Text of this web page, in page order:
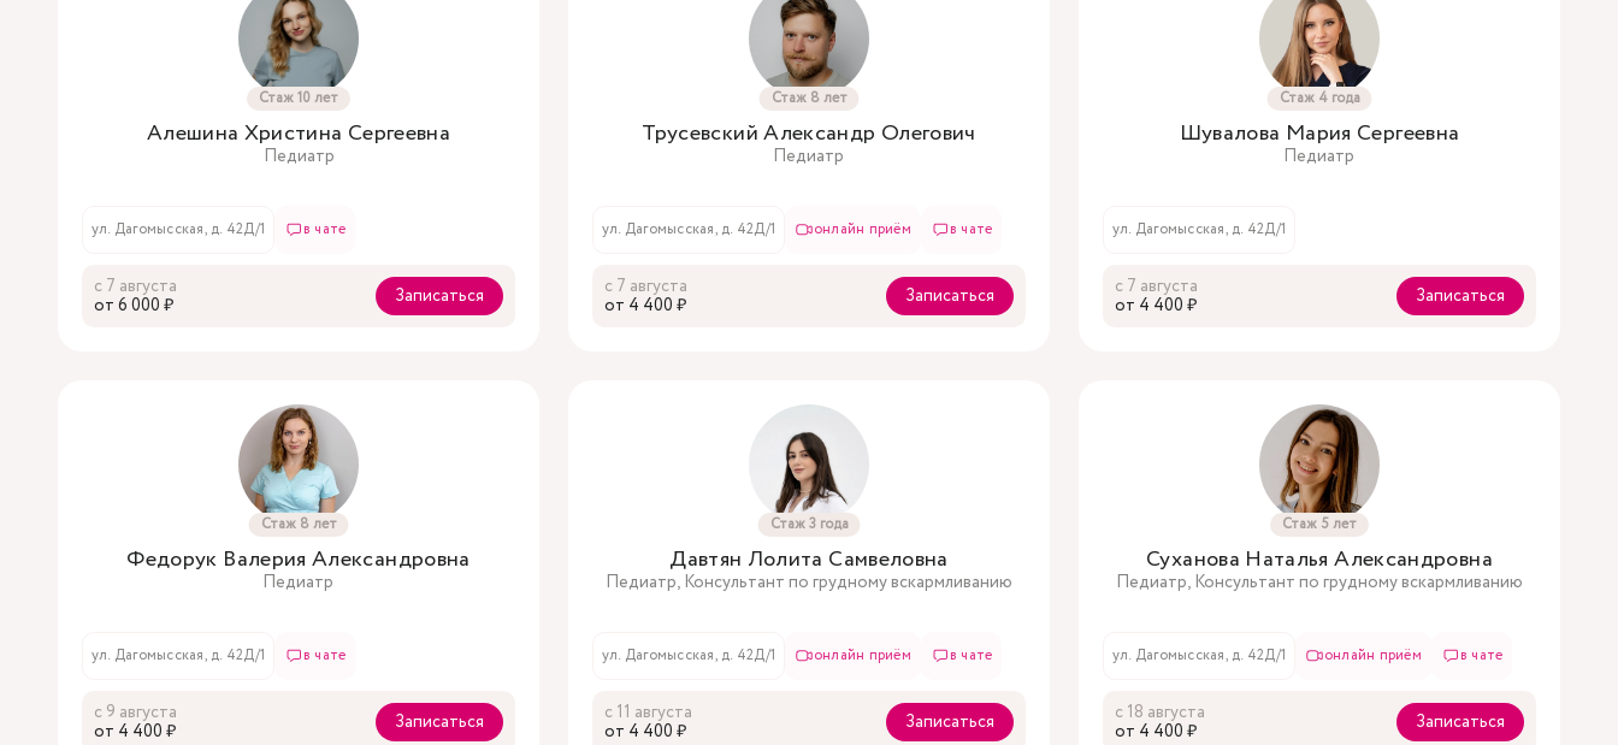
Стаж 10 лет
Алешина Христина Сергеевна
Педиатр
ул. Дагомысская, д. 42Д/1 в чате
с 7 августа
oт 6 000 ₽
Записаться
Стаж 8 лет
Трусевский Александр Олегович
Педиатр
ул. Дагомысская, д. 42Д/1 онлайн приём в чате
с 7 августа
oт 4 400 ₽
Записаться
Стаж 4 года
Шувалова Мария Сергеевна
Педиатр
ул. Дагомысская, д. 42Д/1
с 7 августа
oт 4 400 ₽
Записаться
Стаж 8 лет
Федорук Валерия Александровна
Педиатр
ул. Дагомысская, д. 42Д/1 в чате
с 9 августа
oт 4 400 ₽
Записаться
Стаж 3 года
Давтян Лолита Самвеловна
Педиатр, Консультант по грудному вскармливанию
ул. Дагомысская, д. 42Д/1 онлайн приём в чате
с 11 августа
oт 4 400 ₽
Записаться
Стаж 5 лет
Суханова Наталья Александровна
Педиатр, Консультант по грудному вскармливанию
ул. Дагомысская, д. 42Д/1 онлайн приём в чате
с 18 августа
oт 4 400 ₽
Записаться